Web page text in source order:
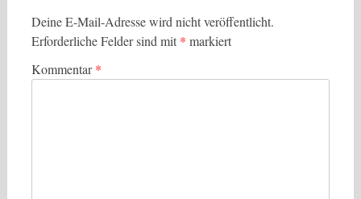
Deine E-Mail-Adresse wird nicht veröffentlicht.
Erforderliche Felder sind mit * markiert
Kommentar*